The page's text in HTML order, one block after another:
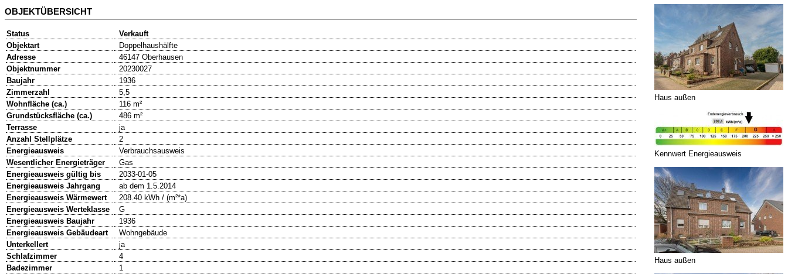
OBJEKTÜBERSICHT
Status
Verkauft
Objektart
Doppelhaushälfte
Adresse
46147 Oberhausen
Objektnummer
20230027
Baujahr
1936
Zimmerzahl
5,5
Wohnfläche (ca.)
116 m²
Grundstücksfläche (ca.)
486 m²
Terrasse
ja
Anzahl Stellplätze
2
Energieausweis
Verbrauchsausweis
Wesentlicher Energieträger
Gas
Energieausweis gültig bis
2033-01-05
Energieausweis Jahrgang
ab dem 1.5.2014
Energieausweis Wärmewert
208.40 kWh / (m²*a)
Energieausweis Werteklasse
G
Energieausweis Baujahr
1936
Energieausweis Gebäudeart
Wohngebäude
Unterkellert
ja
Schlafzimmer
4
Badezimmer
1
Haus außen
Kennwert Energieausweis
Haus außen